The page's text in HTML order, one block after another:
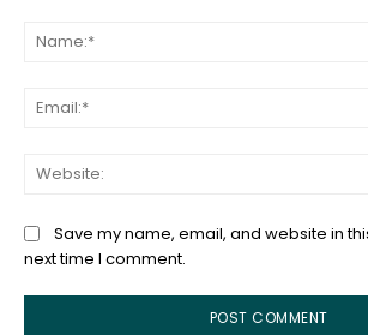
Save my name, email, and website in
next time I comment.